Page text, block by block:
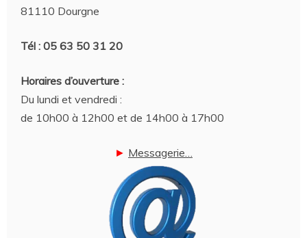
81110 Dourgne
Tél : 05 63 50 31 20
Horaires d’ouverture :
Du lundi et vendredi :
de 10h00 à 12h00 et de 14h00 à 17h00
► Messagerie…